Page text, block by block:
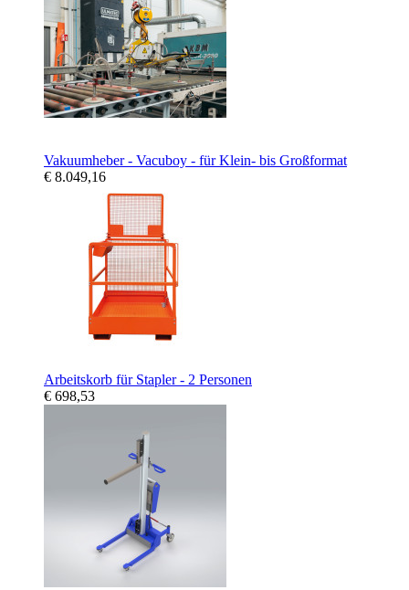
Vakuumheber - Vacuboy - für Klein- bis Großformat
€ 8.049,16
Arbeitskorb für Stapler - 2 Personen
€ 698,53